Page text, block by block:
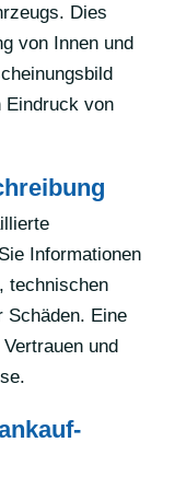
Dies
von Innen und
Eindruck von
Informationen
technischen
Schäden. Eine
und